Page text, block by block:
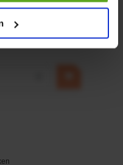
OK9HPA1240